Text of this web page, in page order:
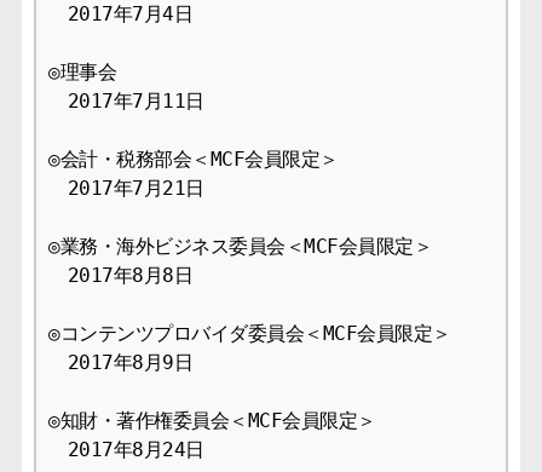
2017年7月4日
◎理事会
2017年7月11日
◎会計・税務部会＜MCF会員限定＞
2017年7月21日
◎業務・海外ビジネス委員会＜MCF会員限定＞
2017年8月8日
◎コンテンツプロバイダ委員会＜MCF会員限定＞
2017年8月9日
◎知財・著作権委員会＜MCF会員限定＞
2017年8月24日